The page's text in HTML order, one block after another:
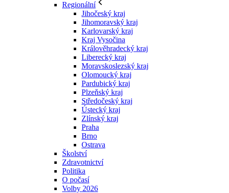
Regionální
Jihočeský kraj
Jihomoravský kraj
Karlovarský kraj
Kraj Vysočina
Králověhradecký kraj
Liberecký kraj
Moravskoslezský kraj
Olomoucký kraj
Pardubický kraj
Plzeňský kraj
Středočeský kraj
Ústecký kraj
Zlínský kraj
Praha
Brno
Ostrava
Školství
Zdravotnictví
Politika
O počasí
Volby 2026